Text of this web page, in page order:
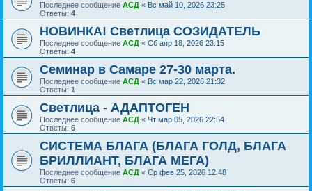
Последнее сообщение АСД « Вс май 10, 2026 23:25
Ответы: 4
НОВИНКА! Светлица СОЗИДАТЕЛЬ
Последнее сообщение АСД « Сб апр 18, 2026 23:15
Ответы: 4
Семинар в Самаре 27-30 марта.
Последнее сообщение АСД « Вс мар 22, 2026 21:32
Ответы: 1
Светлица - АДАПТОГЕН
Последнее сообщение АСД « Чт мар 05, 2026 22:54
Ответы: 6
СИСТЕМА БЛАГА (БЛАГА ГОЛД, БЛАГА
БРИЛЛИАНТ, БЛАГА МЕГА)
Последнее сообщение АСД « Ср фев 25, 2026 12:48
Ответы: 6